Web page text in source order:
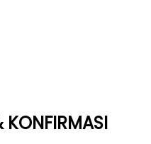
KONFIRMASI